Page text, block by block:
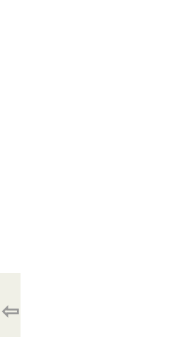
⇦